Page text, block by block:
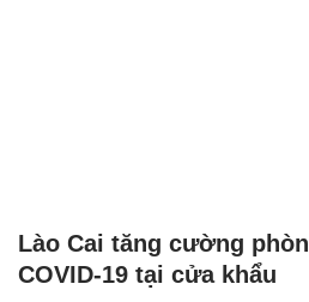
Lào Cai tăng cường
COVID-19 tại cửa khẩu